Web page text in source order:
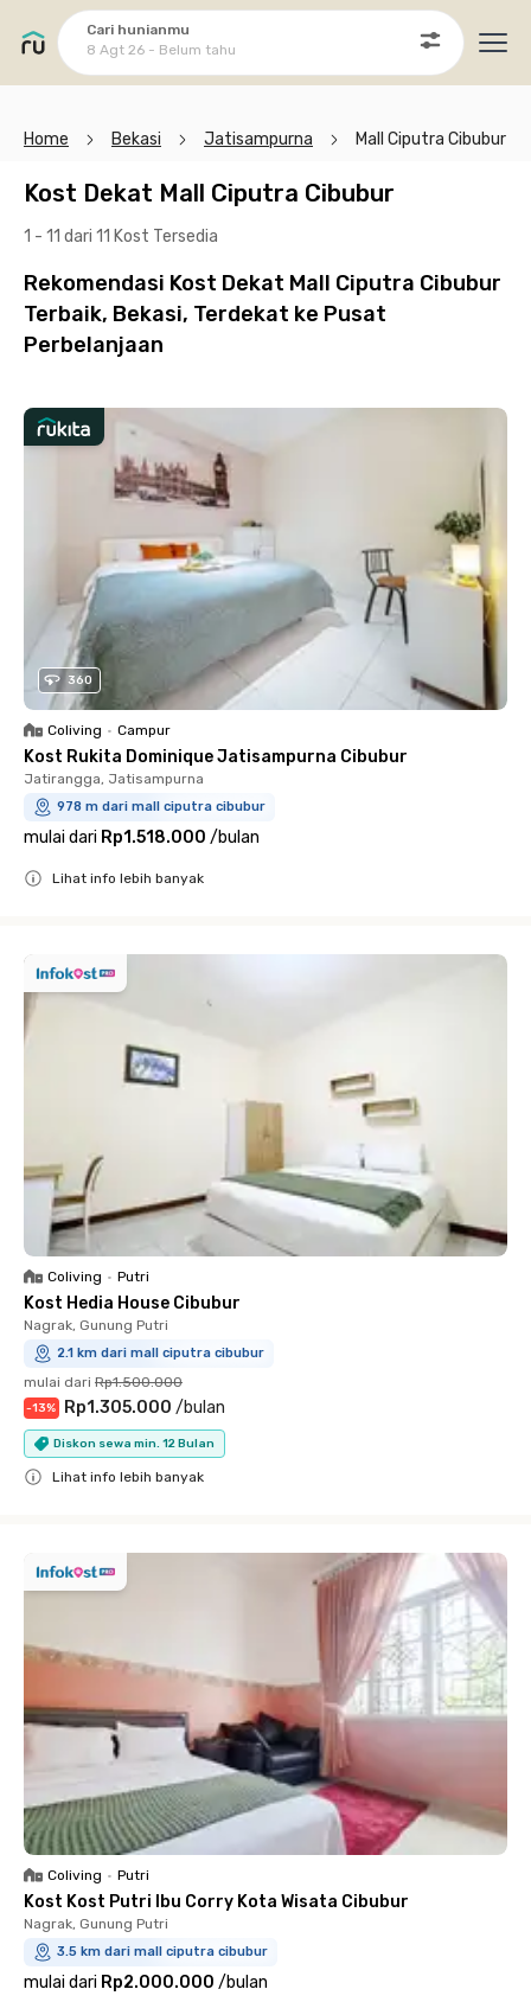
Cari hunianmu
8 Agt 26 - Belum tahu
Home Bekasi Jatisampurna Mall Ciputra Cibubur
Kost Dekat Mall Ciputra Cibubur
1 - 11 dari 11 Kost Tersedia
Rekomendasi Kost Dekat Mall Ciputra Cibubur
Terbaik, Bekasi, Terdekat ke Pusat
Perbelanjaan
360
Coliving • Campur
Kost Rukita Dominique Jatisampurna Cibubur
Jatirangga, Jatisampurna
978 m dari mall ciputra cibubur
mulai dari Rp1.518.000 /bulan
Lihat info lebih banyak
Coliving • Putri
Kost Hedia House Cibubur
Nagrak, Gunung Putri
2.1 km dari mall ciputra cibubur
mulai dari Rp1.500.000
-13% Rp1.305.000 /bulan
Diskon sewa min. 12 Bulan
Lihat info lebih banyak
Coliving • Putri
Kost Kost Putri Ibu Corry Kota Wisata Cibubur
Nagrak, Gunung Putri
3.5 km dari mall ciputra cibubur
mulai dari Rp2.000.000 /bulan